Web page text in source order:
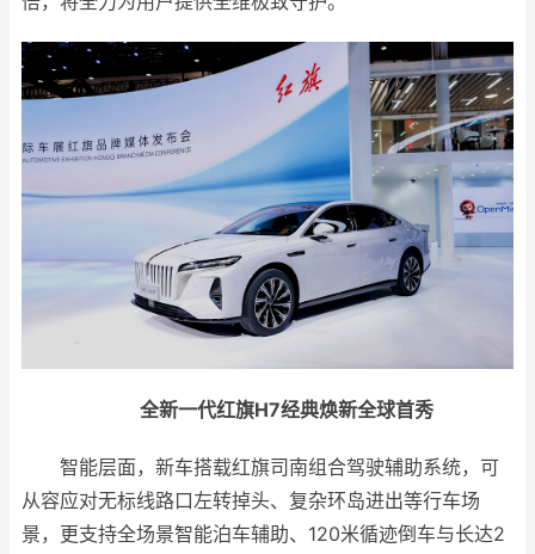
全新一代红旗H7经典焕新全球首秀
智能层面，新车搭载红旗司南组合驾驶辅助系统，可
从容应对无标线路口左转掉头、复杂环岛进出等行车场
景，更支持全场景智能泊车辅助、120米循迹倒车与长达2